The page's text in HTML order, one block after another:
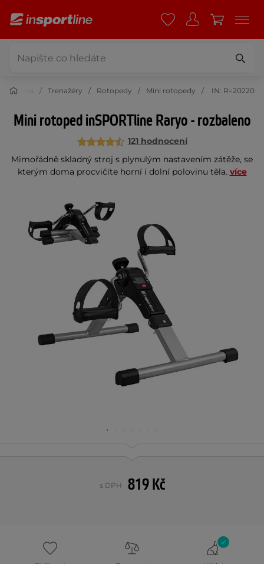
Fitness Trenažéry Rotopedy Mini rotopedy IN: R=20220
Mini rotoped inSPORTline Raryo - rozbaleno
121 hodnocení
Mimořádně skladný stroj s plynulým nastavením zátěže, se
kterým doma procvičíte horní i dolní polovinu těla. více
819 Kč
s DPH